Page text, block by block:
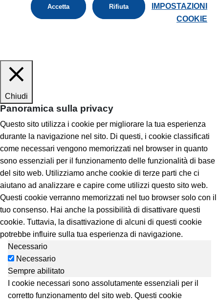
Accetta Rifiuta
IMPOSTAZIONI
COOKIE
Chiudi
Panoramica sulla privacy
Questo sito utilizza i cookie per migliorare la tua esperienza
durante la navigazione nel sito. Di questi, i cookie classificati
come necessari vengono memorizzati nel browser in quanto
sono essenziali per il funzionamento delle funzionalità di base
del sito web. Utilizziamo anche cookie di terze parti che ci
aiutano ad analizzare e capire come utilizzi questo sito web.
Questi cookie verranno memorizzati nel tuo browser solo con il
tuo consenso. Hai anche la possibilità di disattivare questi
cookie. Tuttavia, la disattivazione di alcuni di questi cookie
potrebbe influire sulla tua esperienza di navigazione.
Necessario
Necessario
Sempre abilitato
I cookie necessari sono assolutamente essenziali per il
corretto funzionamento del sito web. Questi cookie